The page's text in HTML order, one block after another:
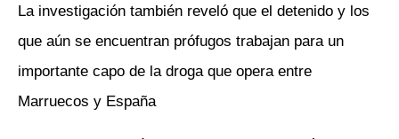
La investigación también reveló que el detenido y los
que aún se encuentran prófugos trabajan para un
importante capo de la droga que opera entre
Marruecos y España